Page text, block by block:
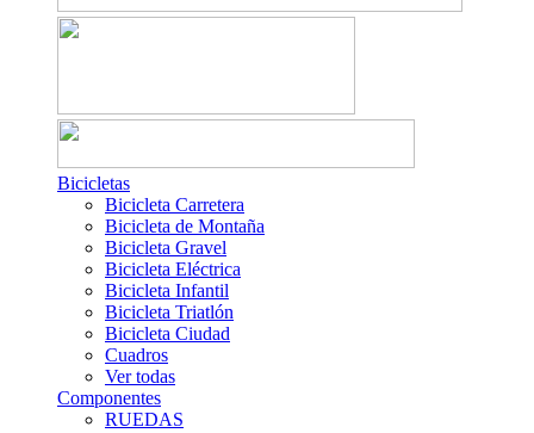
Bicicletas
Bicicleta Carretera
Bicicleta de Montaña
Bicicleta Gravel
Bicicleta Eléctrica
Bicicleta Infantil
Bicicleta Triatlón
Bicicleta Ciudad
Cuadros
Ver todas
Componentes
RUEDAS